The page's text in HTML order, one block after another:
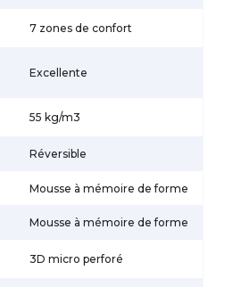
7 zones de confort
Excellente
55 kg/m3
Réversible
Mousse à mémoire de forme
Mousse à mémoire de forme
3D micro perforé